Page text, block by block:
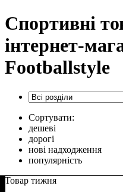
Спортивні
інтернет-
Footballstyle
Сортувати:
дешеві
дорогі
нові надходження
популярність
Товар тижня